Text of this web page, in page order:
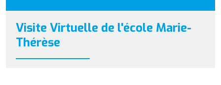
Visite Virtuelle de l'école Marie-
Thérèse